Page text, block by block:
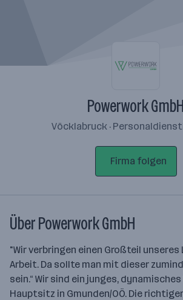
Powerwork GmbH
Vöcklabruck ·
Firma folgen
Über Powerwork GmbH
"Wir verbringen einen Großteil unseres
Arbeit. Da sollte man mit dieser
sein.“ Wir sind ein junges,
Hauptsitz in Gmunden/OÖ. Die